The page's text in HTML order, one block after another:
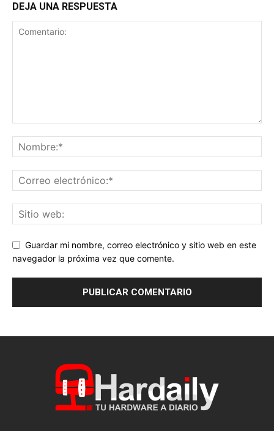
DEJA UNA RESPUESTA
Guardar mi nombre, correo electrónico y sitio web en este
navegador la próxima vez que comente.